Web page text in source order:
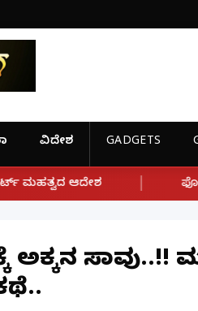
ವಿದೇಶ GADGETS
ಫೋನ್ ನಲ್ಲೇ ಪಾಕ್ ಮುಫ್ತಿಯಿಂದ
ಅಕ್ಕನ